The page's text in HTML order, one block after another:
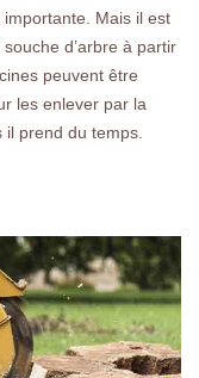
Mais il est
d’arbre à partir
peuvent être
les enlever par la
prend du temps.